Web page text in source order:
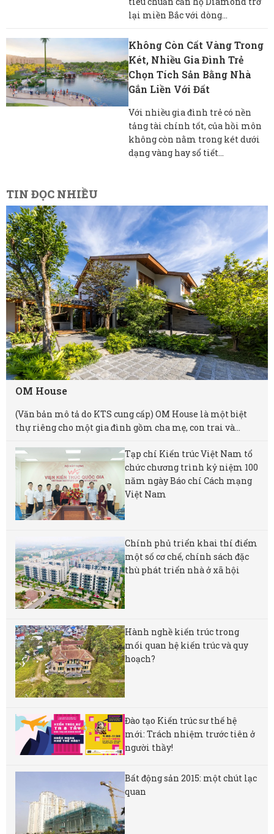
lại miền Bắc với dòng...
Không Còn Cất Vàng Trong
Két, Nhiều Gia Đình Trẻ
Chọn Tích Sản Bằng Nhà
Gắn Liền Với Đất
Với nhiều gia đình trẻ có nền
tảng tài chính tốt, của hồi môn
không còn nằm trong két dưới
dạng vàng hay sổ tiết...
TIN ĐỌC NHIỀU
OM House
(Văn bản mô tả do KTS cung cấp) OM House là một biệt
thự riêng cho một gia đình gồm cha mẹ, con trai và...
Tạp chí Kiến trúc Việt Nam tổ
chức chương trình kỷ niệm 100
năm ngày Báo chí Cách mạng
Việt Nam
Chính phủ triển khai thí điểm
một số cơ chế, chính sách đặc
thù phát triển nhà ở xã hội
Hành nghề kiến trúc trong
mối quan hệ kiến trúc và quy
hoạch?
Đào tạo Kiến trúc sư thế hệ
mới: Trách nhiệm trước tiên ở
người thầy!
Bất động sản 2015: một chút lạc
quan